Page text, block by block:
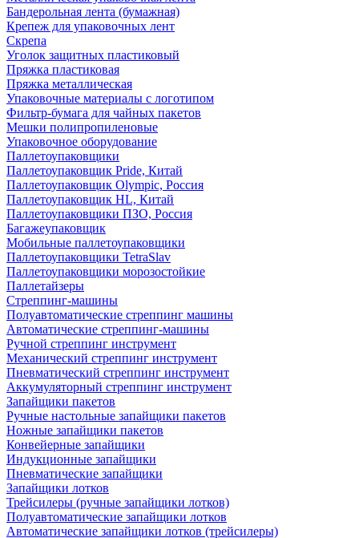
Бандерольная лента (бумажная)
Крепеж для упаковочных лент
Скрепа
Уголок защитных пластиковый
Пряжка пластиковая
Пряжка металлическая
Упаковочные материалы с логотипом
Фильтр-бумага для чайных пакетов
Мешки полипропиленовые
Упаковочное оборудование
Паллетоупаковщики
Паллетоупаковщик Pride, Китай
Паллетоупаковщик Olympic, Россия
Паллетоупаковщик HL, Китай
Паллетоупаковщики ПЗО, Россия
Багажеупаковщик
Мобильные паллетоупаковщики
Паллетоупаковщики TetraSlav
Паллетоупаковщики морозостойкие
Паллетайзеры
Стреппинг-машины
Полуавтоматические стреппинг машины
Автоматические стреппинг-машины
Ручной стреппинг инструмент
Механический стреппинг инструмент
Пневматический стреппинг инструмент
Аккумуляторный стреппинг инструмент
Запайщики пакетов
Ручные настольные запайщики пакетов
Ножные запайщики пакетов
Конвейерные запайщики
Индукционные запайщики
Пневматические запайщики
Запайщики лотков
Трейсилеры (ручные запайщики лотков)
Полуавтоматические запайщики лотков
Автоматические запайщики лотков (трейсилеры)